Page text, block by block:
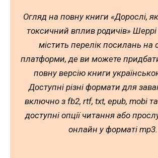
Огляд на повну книги «Дорослі,
токсичний вплив родичів»
містить перелік посилань на
платформи, де ви можете
повну версію книги
Доступні різні формати для
включно з fb2, rtf, txt, epub, mobi
доступні опції читання або
онлайн у форматі mp3.